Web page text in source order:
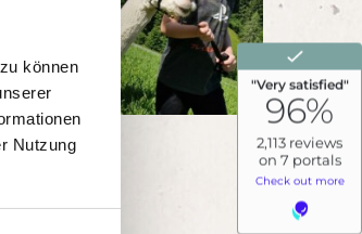
können
Nutzung